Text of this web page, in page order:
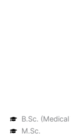
B.Sc.
M.Sc.